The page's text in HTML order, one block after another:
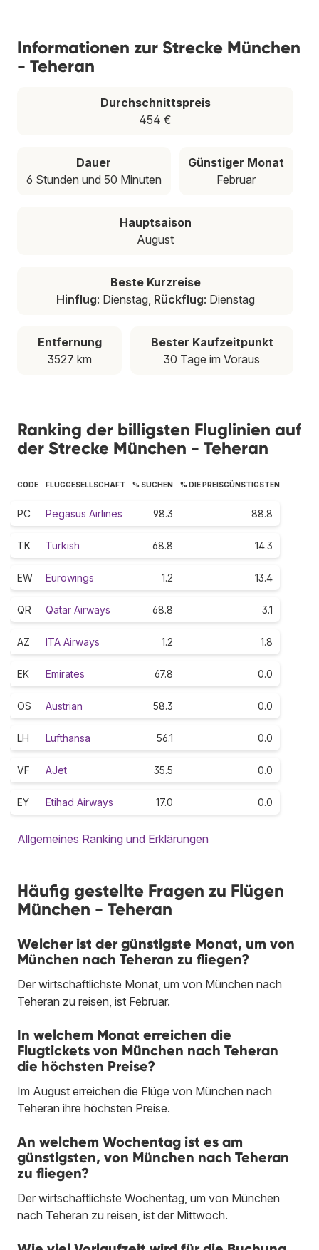
Informationen zur Strecke München
- Teheran
Durchschnittspreis
454 €
Dauer
6 Stunden und 50 Minuten
Günstiger Monat
Februar
Hauptsaison
August
Beste Kurzreise
Hinflug: Dienstag, Rückflug: Dienstag
Entfernung
3527 km
Bester Kaufzeitpunkt
30 Tage im Voraus
Ranking der billigsten Fluglinien auf
der Strecke München - Teheran
CODE FLUGGESELLSCHAFT % SUCHEN % DIE PREISGÜNSTIGSTEN
PC Pegasus Airlines 98.3 88.8
TK Turkish 68.8 14.3
EW Eurowings 1.2 13.4
QR Qatar Airways 68.8 3.1
AZ ITA Airways 1.2 1.8
EK Emirates 67.8 0.0
OS Austrian 58.3 0.0
LH Lufthansa 56.1 0.0
VF AJet 35.5 0.0
EY Etihad Airways 17.0 0.0
Allgemeines Ranking und Erklärungen
Häufig gestellte Fragen zu Flügen
München - Teheran
Welcher ist der günstigste Monat, um von
München nach Teheran zu fliegen?
Der wirtschaftlichste Monat, um von München nach
Teheran zu reisen, ist Februar.
In welchem Monat erreichen die
Flugtickets von München nach Teheran
die höchsten Preise?
Im August erreichen die Flüge von München nach
Teheran ihre höchsten Preise.
An welchem Wochentag ist es am
günstigsten, von München nach Teheran
zu fliegen?
Der wirtschaftlichste Wochentag, um von München
nach Teheran zu reisen, ist der Mittwoch.